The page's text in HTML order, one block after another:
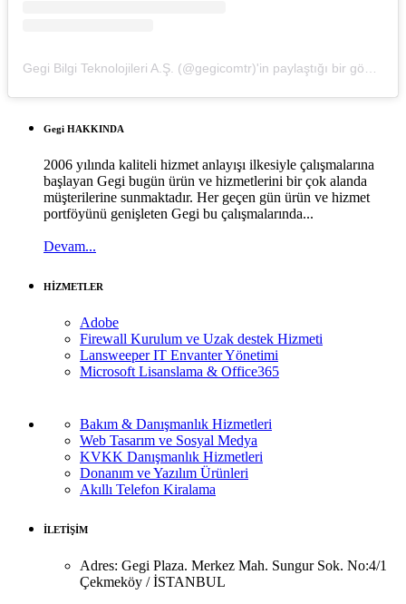
Gegi HAKKINDA
2006 yılında kaliteli hizmet anlayışı ilkesiyle çalışmalarına
başlayan Gegi bugün ürün ve hizmetlerini bir çok alanda
müşterilerine sunmaktadır. Her geçen gün ürün ve hizmet
portföyünü genişleten Gegi bu çalışmalarında...
Devam...
HİZMETLER
Adobe
Firewall Kurulum ve Uzak destek Hizmeti
Lansweeper IT Envanter Yönetimi
Microsoft Lisanslama & Office365
Bakım & Danışmanlık Hizmetleri
Web Tasarım ve Sosyal Medya
KVKK Danışmanlık Hizmetleri
Donanım ve Yazılım Ürünleri
Akıllı Telefon Kiralama
İLETİŞİM
Adres: Gegi Plaza. Merkez Mah. Sungur Sok. No:4/1
Çekmeköy / İSTANBUL